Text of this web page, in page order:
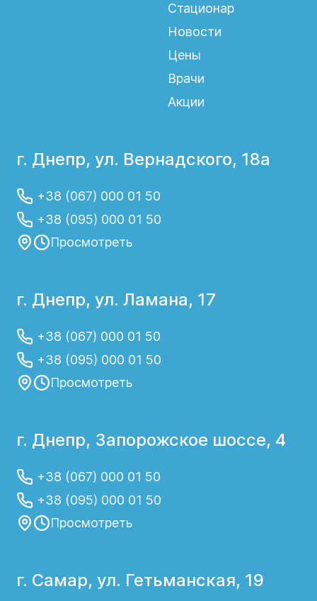
Стационар
Новости
Цены
Врачи
Акции
г. Днепр, ул. Вернадского, 18а
+38 (067) 000 01 50
+38 (095) 000 01 50
Просмотреть
г. Днепр, ул. Ламана, 17
+38 (067) 000 01 50
+38 (095) 000 01 50
Просмотреть
г. Днепр, Запорожское шоссе, 4
+38 (067) 000 01 50
+38 (095) 000 01 50
Просмотреть
г. Самар, ул. Гетьманская, 19